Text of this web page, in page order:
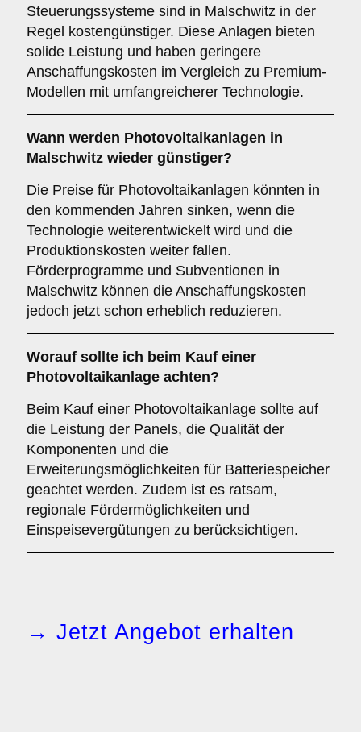
Steuerungssysteme sind in Malschwitz in der
Regel kostengünstiger. Diese Anlagen bieten
solide Leistung und haben geringere
Anschaffungskosten im Vergleich zu Premium-
Modellen mit umfangreicherer Technologie.
Wann werden Photovoltaikanlagen in
Malschwitz wieder günstiger?
Die Preise für Photovoltaikanlagen könnten in
den kommenden Jahren sinken, wenn die
Technologie weiterentwickelt wird und die
Produktionskosten weiter fallen.
Förderprogramme und Subventionen in
Malschwitz können die Anschaffungskosten
jedoch jetzt schon erheblich reduzieren.
Worauf sollte ich beim Kauf einer
Photovoltaikanlage achten?
Beim Kauf einer Photovoltaikanlage sollte auf
die Leistung der Panels, die Qualität der
Komponenten und die
Erweiterungsmöglichkeiten für Batteriespeicher
geachtet werden. Zudem ist es ratsam,
regionale Fördermöglichkeiten und
Einspeisevergütungen zu berücksichtigen.
→ Jetzt Angebot erhalten